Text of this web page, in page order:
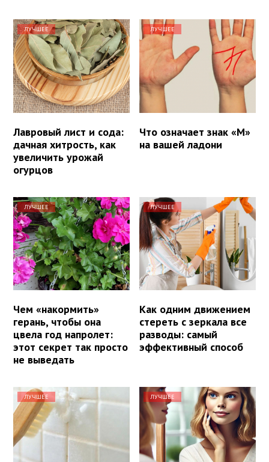
ЛУЧШЕЕ
Лавровый лист и сода:
дачная хитрость, как
увеличить урожай
огурцов
ЛУЧШЕЕ
Что означает знак «М»
на вашей ладони
ЛУЧШЕЕ
Чем «накормить»
герань, чтобы она
цвела год напролет:
этот секрет так просто
не выведать
ЛУЧШЕЕ
Как одним движением
стереть с зеркала все
разводы: самый
эффективный способ
ЛУЧШЕЕ ЛУЧШЕЕ